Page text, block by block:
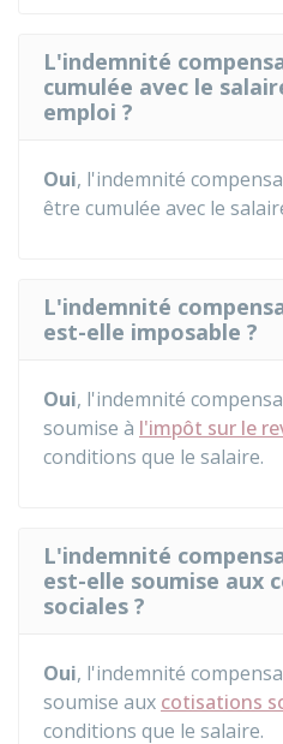
L'indemnité
cumulée avec le
emploi ?
Oui, l'indemnité
être cumulée avec le
L'indemnité
est-elle imposable ?
Oui, l'indemnité
soumise à l'impôt sur le
conditions que le salaire.
L'indemnité
est-elle soumise aux
sociales ?
Oui, l'indemnité
soumise aux cotisations
conditions que le salaire.